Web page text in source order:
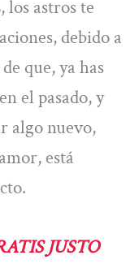
, los astros te
debido a
que, ya has
el pasado, y
algo nuevo,
está
JUSTO